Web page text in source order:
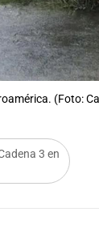
(Foto:
3 en